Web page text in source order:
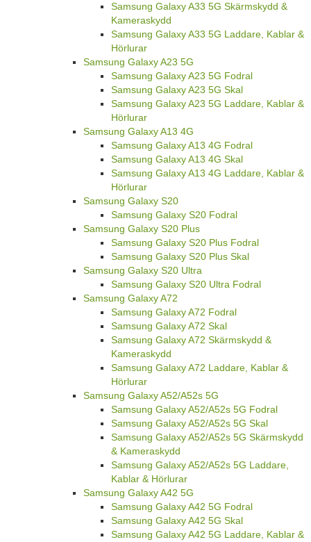
Samsung Galaxy A33 5G Skärmskydd &
Kameraskydd
Samsung Galaxy A33 5G Laddare, Kablar &
Hörlurar
Samsung Galaxy A23 5G
Samsung Galaxy A23 5G Fodral
Samsung Galaxy A23 5G Skal
Samsung Galaxy A23 5G Laddare, Kablar &
Hörlurar
Samsung Galaxy A13 4G
Samsung Galaxy A13 4G Fodral
Samsung Galaxy A13 4G Skal
Samsung Galaxy A13 4G Laddare, Kablar &
Hörlurar
Samsung Galaxy S20
Samsung Galaxy S20 Fodral
Samsung Galaxy S20 Plus
Samsung Galaxy S20 Plus Fodral
Samsung Galaxy S20 Plus Skal
Samsung Galaxy S20 Ultra
Samsung Galaxy S20 Ultra Fodral
Samsung Galaxy A72
Samsung Galaxy A72 Fodral
Samsung Galaxy A72 Skal
Samsung Galaxy A72 Skärmskydd &
Kameraskydd
Samsung Galaxy A72 Laddare, Kablar &
Hörlurar
Samsung Galaxy A52/A52s 5G
Samsung Galaxy A52/A52s 5G Fodral
Samsung Galaxy A52/A52s 5G Skal
Samsung Galaxy A52/A52s 5G Skärmskydd
& Kameraskydd
Samsung Galaxy A52/A52s 5G Laddare,
Kablar & Hörlurar
Samsung Galaxy A42 5G
Samsung Galaxy A42 5G Fodral
Samsung Galaxy A42 5G Skal
Samsung Galaxy A42 5G Laddare, Kablar &